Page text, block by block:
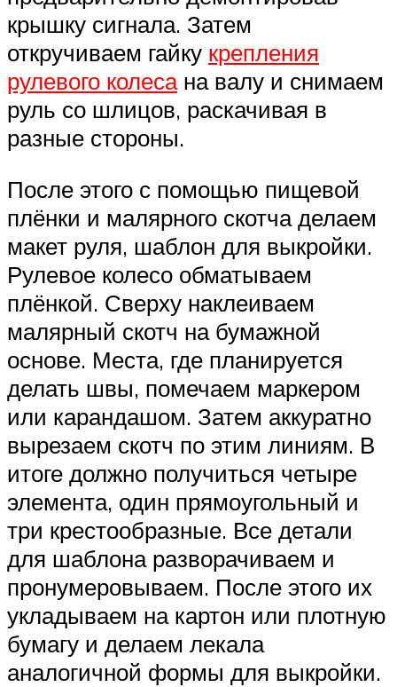
крышку сигнала. Затем
откручиваем гайку крепления
рулевого колесана валу и снимаем
руль со шлицов, раскачивая в
разные стороны.
После этого с помощью пищевой
плёнки и малярного скотча делаем
макет руля, шаблон для выкройки.
Рулевое колесо обматываем
плёнкой. Сверху наклеиваем
малярный скотч на бумажной
основе. Места, где планируется
делать швы, помечаем маркером
или карандашом. Затем аккуратно
вырезаем скотч по этим линиям. В
итоге должно получиться четыре
элемента, один прямоугольный и
три крестообразные. Все детали
для шаблона разворачиваем и
пронумеровываем. После этого их
укладываем на картон или плотную
бумагу и делаем лекала
аналогичной формы для выкройки.